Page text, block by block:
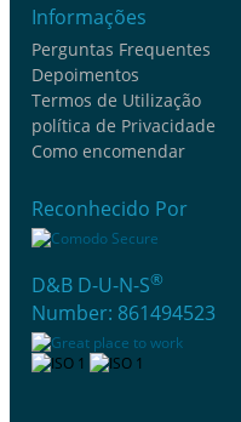
Informações
Perguntas Frequentes
Depoimentos
Termos de Utilização
política de Privacidade
Como encomendar
Reconhecido Por
D&B D-U-N-S®
Number: 861494523